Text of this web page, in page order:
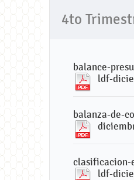
4to
balance-
ldf-
balanza-de-
clasificacion-
ldf-